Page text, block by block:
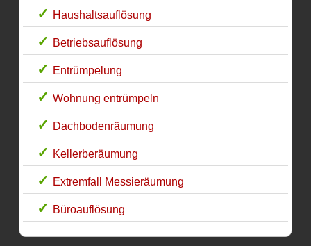
Haushaltsauflösung
Betriebsauflösung
Entrümpelung
Wohnung entrümpeln
Dachbodenräumung
Kellerberäumung
Extremfall Messieräumung
Büroauflösung